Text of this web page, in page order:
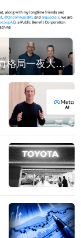
谷歌AI权力格局一夜大洗牌